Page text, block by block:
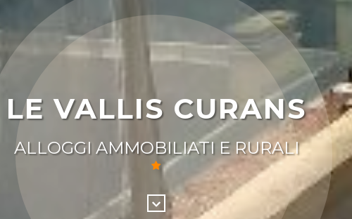
LE VALLIS CURANS
ALLOGGI AMMOBILIATI E RURALI